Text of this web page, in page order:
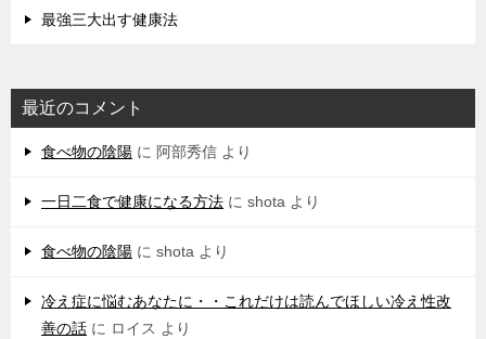
最強三大出す健康法
最近のコメント
食べ物の陰陽 に 阿部秀信 より
一日二食で健康になる方法 に shota より
食べ物の陰陽 に shota より
冷え症に悩むあなたに・・これだけは読んでほしい冷え性改
善の話 に ロイス より